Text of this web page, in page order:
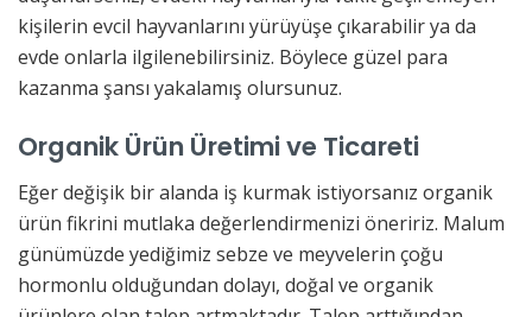
kişilerin evcil hayvanlarını yürüyüşe çıkarabilir ya da
evde onlarla ilgilenebilirsiniz. Böylece güzel para
kazanma şansı yakalamış olursunuz.
Organik Ürün Üretimi ve Ticareti
Eğer değişik bir alanda iş kurmak istiyorsanız organik
ürün fikrini mutlaka değerlendirmenizi öneririz. Malum
günümüzde yediğimiz sebze ve meyvelerin çoğu
hormonlu olduğundan dolayı, doğal ve organik